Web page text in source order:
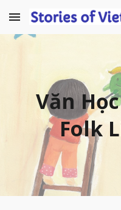
Skip to main content
Văn
Folk L